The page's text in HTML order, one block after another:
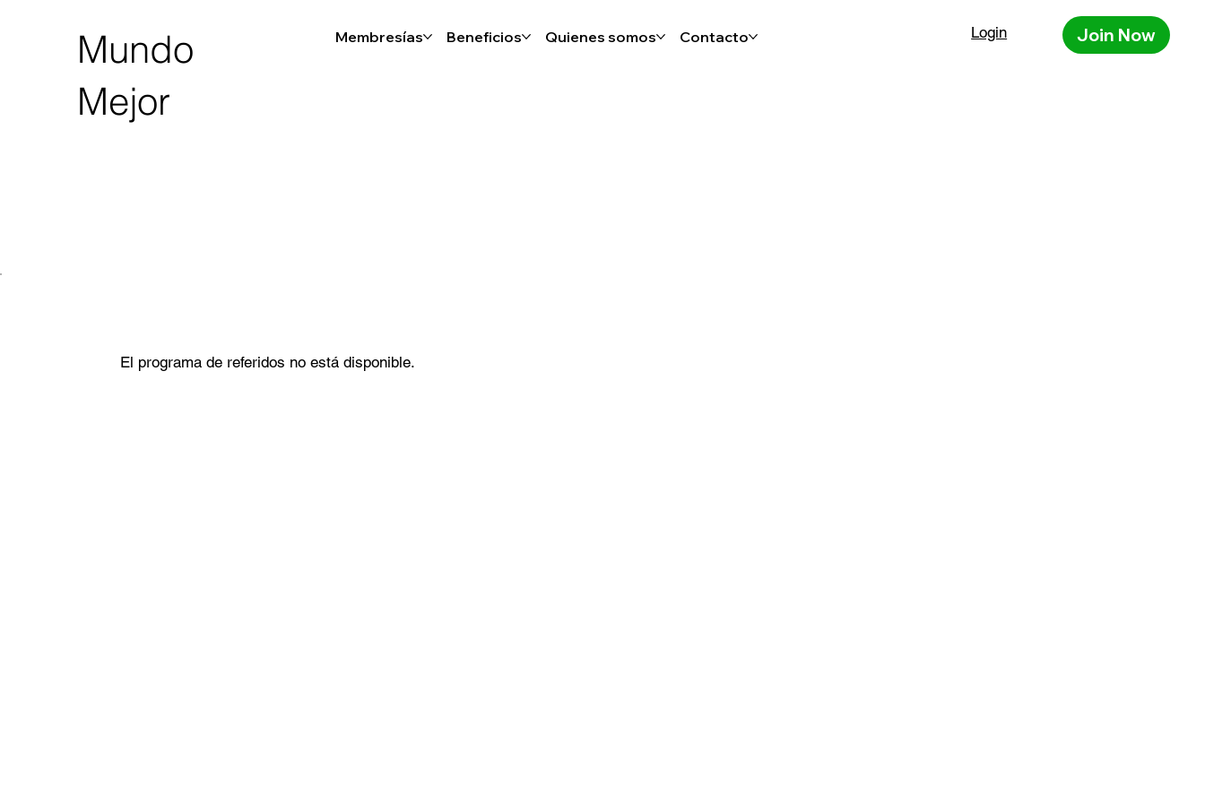
Login
Mundo
Mejor
Membresías Beneficios Quienes somos Contacto Join Now
El programa de referidos no está disponible.